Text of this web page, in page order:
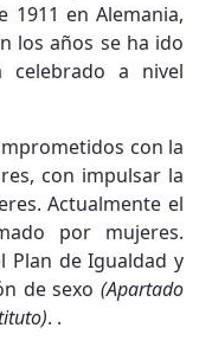
1911 en Alemania,
los años se ha ido
celebrado a nivel
con la
con impulsar la
Actualmente el
por mujeres.
Plan de Igualdad y
de sexo (Apartado
. .